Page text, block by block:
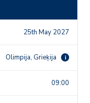
25th May 2027
Olimpija, Grieķija i
09:00